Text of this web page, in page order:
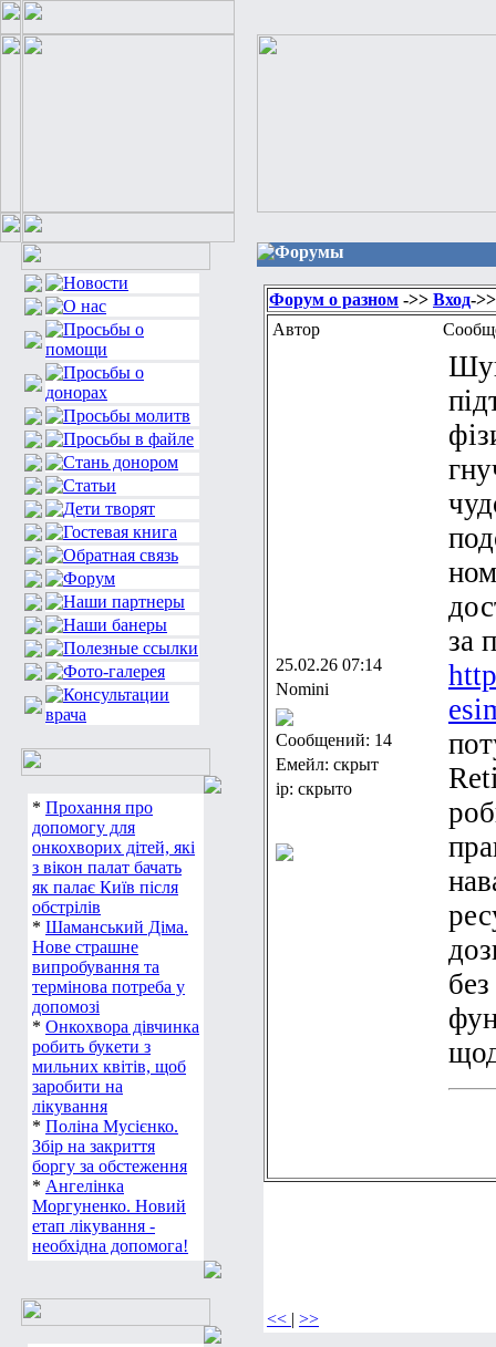
* Прохання про
допомогу для
онкохворих дітей, які
з вікон палат бачать
як палає Київ після
обстрілів
* Шаманський Діма.
Нове страшне
випробування та
термінова потреба у
допомозі
* Онкохвора дівчинка
робить букети з
мильних квітів, щоб
заробити на
лікування
* Поліна Мусієнко.
Збір на закриття
боргу за обстеження
* Ангелінка
Моргуненко. Новий
етап лікування -
необхідна допомога!
Форумы
Форум о разном ->> Вход-
Автор
25.02.26 07:14
Nomini
Сообщений: 14
Емейл: скрыт
ip: скрыто
за
<< | >>